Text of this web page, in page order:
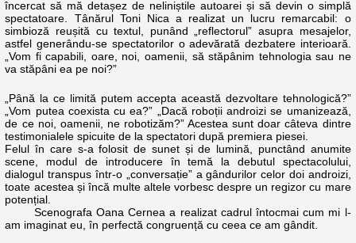
încercat să mă detașez de neliniștile autoarei și să devin o simplă
spectatoare. Tânărul Toni Nica a realizat un lucru remarcabil: o
simbioză reușită cu textul, punând „reflectorul” asupra mesajelor,
astfel generându-se spectatorilor o adevărată dezbatere interioară.
„Vom fi capabili, oare, noi, oamenii, să stăpânim tehnologia sau ne
va stăpâni ea pe noi?”
„Până la ce limită putem accepta această dezvoltare tehnologică?”
„Vom putea coexista cu ea?” „Dacă roboții androizi se umanizează,
de ce noi, oamenii, ne robotizăm?” Acestea sunt doar câteva dintre
testimonialele spicuite de la spectatori după premiera piesei.
Felul în care s-a folosit de sunet și de lumină, punctând anumite
scene, modul de introducere în temă la debutul spectacolului,
dialogul transpus într-o „conversație” a gândurilor celor doi androizi,
toate acestea și încă multe altele vorbesc despre un regizor cu mare
potențial.
Scenografa Oana Cernea a realizat cadrul întocmai cum mi l-
am imaginat eu, în perfectă congruență cu ceea ce am gândit.